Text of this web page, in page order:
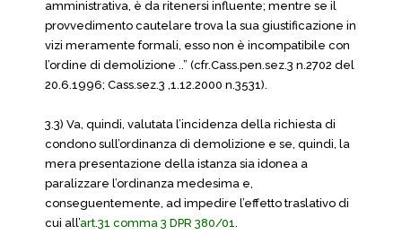
amministrativa, è da ritenersi influente; mentre se il
provvedimento cautelare trova la sua giustificazione in
vizi meramente formali, esso non è incompatibile con
l’ordine di demolizione ..” (cfr.Cass.pen.sez.3 n.2702 del
20.6.1996; Cass.sez.3 ,1.12.2000 n.3531).
3.3) Va, quindi, valutata l’incidenza della richiesta di
condono sull’ordinanza di demolizione e se, quindi, la
mera presentazione della istanza sia idonea a
paralizzare l’ordinanza medesima e,
conseguentemente, ad impedire l’effetto traslativo di
cui all’art.31 comma 3 DPR 380/01.